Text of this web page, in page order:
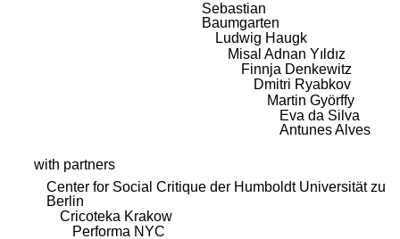
Sebastian
Baumgarten
Ludwig Haugk
Misal Adnan Yıldız
Finnja Denkewitz
Dmitri Ryabkov
Martin Györffy
Eva da Silva
Antunes Alves
with partners
Center for Social Critique der Humboldt Universität zu
Berlin
Cricoteka Krakow
Performa NYC